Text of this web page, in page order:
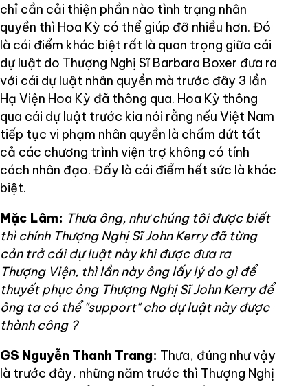
chỉ cần cải thiện phần nào tình trạng nhân
quyền thì Hoa Kỳ có thể giúp đỡ nhiều hơn. Đó
là cái điểm khác biệt rất là quan trọng giữa cái
dự luật do Thượng Nghị Sĩ Barbara Boxer đưa ra
với cái dự luật nhân quyền mà trước đây 3 lần
Hạ Viện Hoa Kỳ đã thông qua. Hoa Kỳ thông
qua cái dự luật trước kia nói rằng nếu Việt Nam
tiếp tục vi phạm nhân quyền là chấm dứt tất
cả các chương trình viện trợ không có tính
cách nhân đạo. Đấy là cái điểm hết sức là khác
biệt.
Mặc Lâm: Thưa ông, như chúng tôi được biết
thì chính Thượng Nghị Sĩ John Kerry đã từng
cản trở cái dự luật này khi được đưa ra
Thượng Viện, thì lần này ông lấy lý do gì để
thuyết phục ông Thượng Nghị Sĩ John Kerry để
ông ta có thể "support" cho dự luật này được
thành công ?
GS Nguyễn Thanh Trang: Thưa, đúng như vậy
là trước đây, những năm trước thì Thượng Nghị